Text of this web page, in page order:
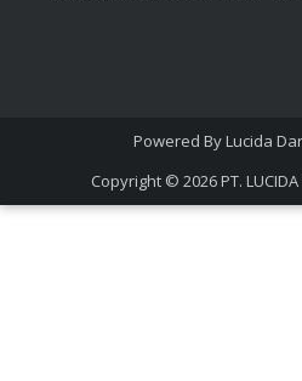
Powered ByLucida
Copyright © 2026PT.